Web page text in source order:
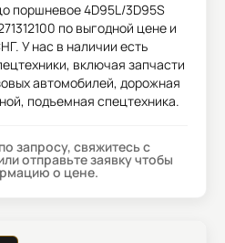
поршневое 4D95L/3D95S
по выгодной цене и
У нас в наличии есть
включая запчасти
автомобилей, дорожная
подъемная спецтехника.
запросу, свяжитесь с
отправьте заявку чтобы
о цене.